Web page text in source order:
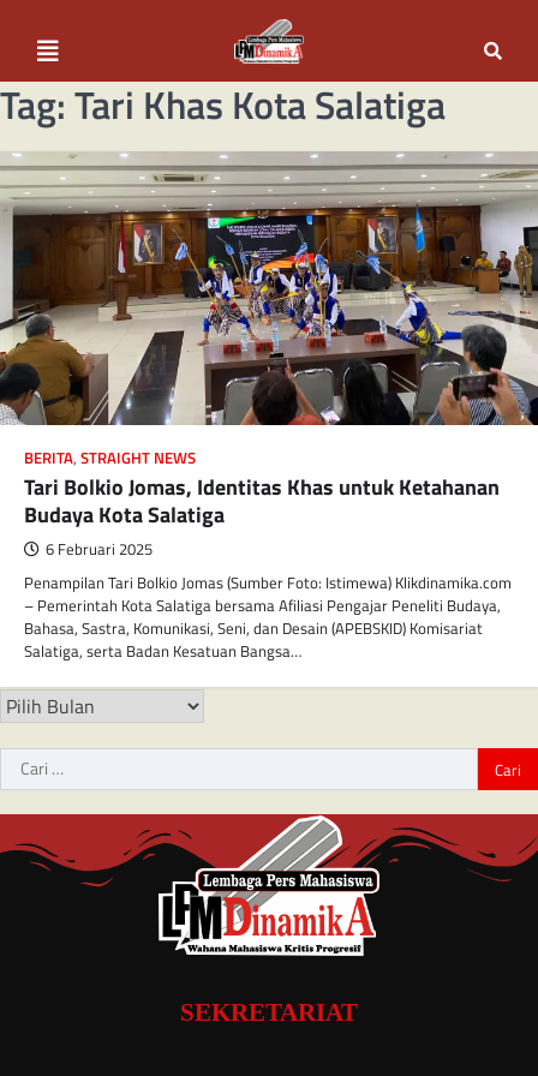
Tag:Tari Khas Kota Salatiga
BERITA, STRAIGHT NEWS
Tari Bolkio Jomas, Identitas Khas untuk Ketahanan
Budaya Kota Salatiga
6 Februari 2025
Penampilan Tari Bolkio Jomas (Sumber Foto: Istimewa) Klikdinamika.com
– Pemerintah Kota Salatiga bersama Afiliasi Pengajar Peneliti Budaya,
Bahasa, Sastra, Komunikasi, Seni, dan Desain (APEBSKID) Komisariat
Salatiga, serta Badan Kesatuan Bangsa…
SEKRETARIAT